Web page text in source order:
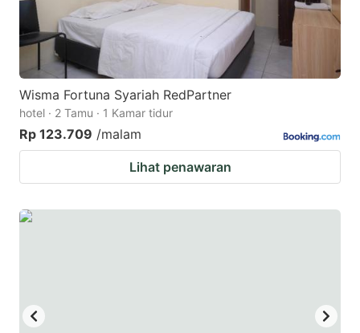
shortcuts
for
changing
dates.
shortcuts
for
changing
dates.
Wisma Fortuna Syariah RedPartner
hotel · 2 Tamu · 1 Kamar tidur
Rp 123.709 /malam
Lihat penawaran